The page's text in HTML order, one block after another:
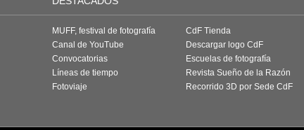
MUFF, festival de fotografía
Canal de YouTube
Convocatorias
Líneas de tiempo
Fotoviaje
CdF Tienda
Descargar logo CdF
Escuelas de fotografía
Revista Sueño de la Razón
Recorrido 3D por Sede CdF